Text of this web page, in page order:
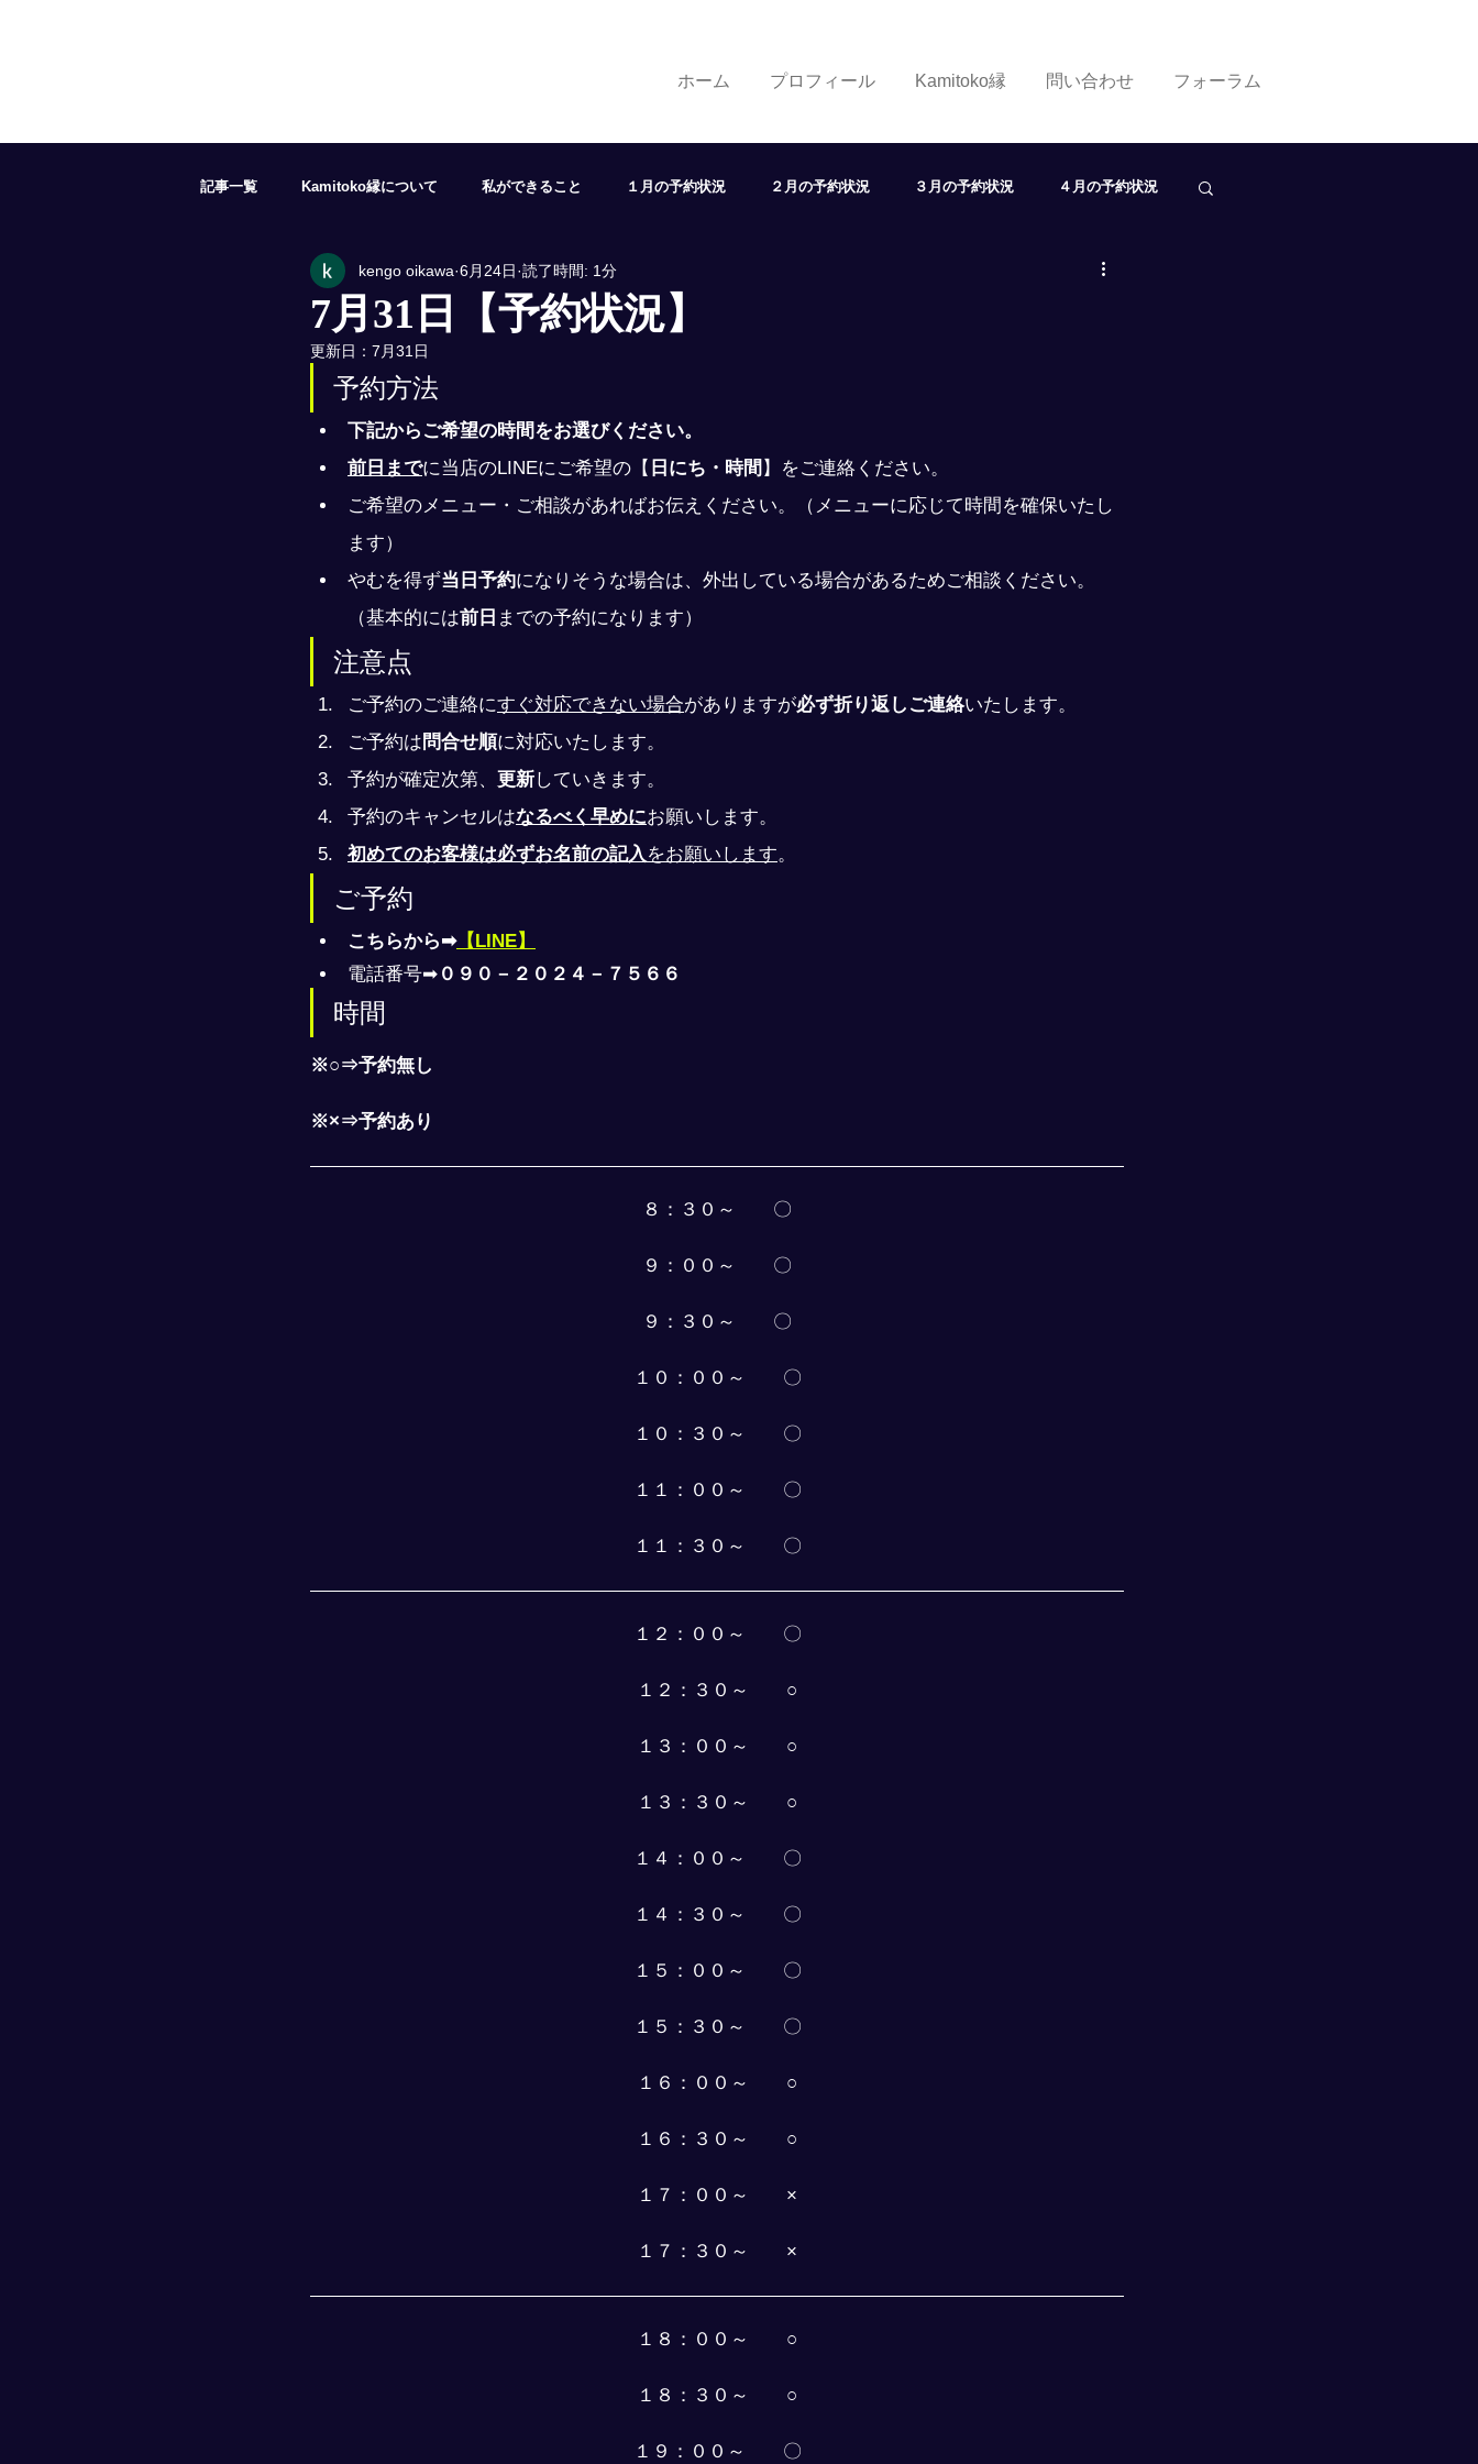
ホーム プロフィール Kamitoko縁 問い合わせ フォーラム
記事一覧 Kamitoko縁について 私ができること １月の予約状況 ２月の予約状況 ３月の予約状況 ４月の予約状況
５月の予約状況 ６月の予約状況 ７月の予約状況
１１月の予約状況 １２月の予約状況
7月31日【予約状況】
kengo oikawa 6月24日 読了時間: 1分
更新日： 7月31日
予約方法
下記からご希望の時間をお選びください。
前日までに当店のLINEにご希望の 【 日にち・時間 】
をご連絡ください。
ご希望のメニュー・ご相談があればお伝えください。（メニューに応じて時間を確保いたし
ます）
やむを得ず当日予約になりそうな場合は、外出している場合があるためご相談ください。
（基本的には前日 までの予約になります）
注意点
ご予約のご連絡にすぐ対応できない場合がありますが必ず折り返しご連絡いたします。
ご予約は 問合せ順に対応いたします。
予約が確定次第、 更新していきます。
予約のキャンセルはなるべく早めにお願いします。
初めてのお客様は必ずお名前の記入をお願いします。
ご予約
こちらから➡【LINE】
電話番号➡ ０９０－２０２４－７５６６
時間
※○⇒予約無し
※×⇒予約あり
８：３０～　　〇
９：００～　　〇
９：３０～　　〇
１０：００～　　〇
１０：３０～　　〇
１１：００～　　〇
１１：３０～　　〇
１２：００～　　〇
１２：３０～　　○
１３：００～　　○
１３：３０～　　○
１４：００～　　〇
１４：３０～　　〇
１５：００～　　〇
１５：３０～　　〇
１６：００～　　○
１６：３０～　　○
１７：００～　　×
１７：３０～　　×
１８：００～　　○
１８：３０～　　○
１９：００～　　〇